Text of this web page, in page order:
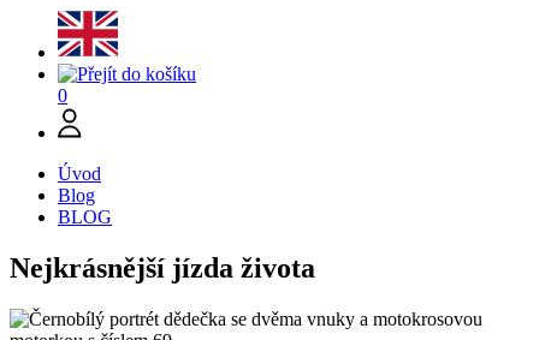
0
Úvod
Blog
BLOG
Nejkrásnější jízda života